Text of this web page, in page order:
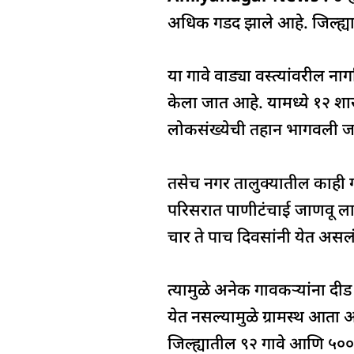
e
o
o
k
s
p
p
e
n
a
s
g
m
अधिक गडद झाले आहे.
या गावे वाड्या वस्त्यांवरील
केला जात आहे. यामध्ये १२
लोकसंख्येची तहान भागवली
तसेच नगर तालुक्यातील काही
परिसरात पाणीटंचाई जाणवू
चार ते पाच दिवसांनी येत
त्यामुळे अनेक गावकऱ्यांना दीड
येत नसल्यामुळे ग्रामस्थ आता
जिल्ह्यातील ९२ गावे आणि